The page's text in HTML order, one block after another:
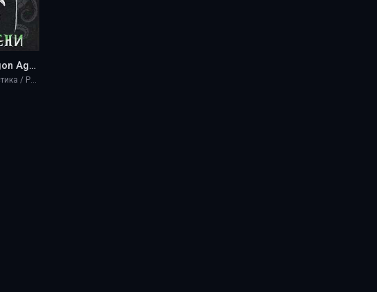
Из Тени (Dragon Age) - Krilena
Научная фантастика / Разная литература / Фэнтези